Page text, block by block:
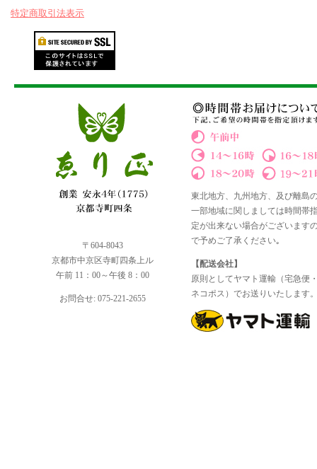
特定商取引法表示
〒604-8043
京都市中京区寺町四条上ル
午前 11：00～午後 8：00
お問合せ: 075-221-2655
東北地方、九州地方、及び離島
一部地域に関しましては時間帯
定が出来ない場合がございます
で予めご了承ください｡
【配送会社】
原則としてヤマト運輸（宅急便
ネコポス）でお送りいたします